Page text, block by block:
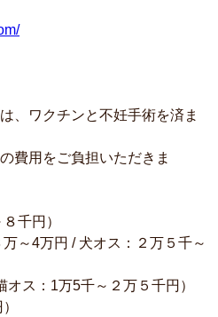
、ワクチンと不妊手術を済ま
費用をご負担いただきま
千円）
～4万円 / 犬オス：２万５千～
ス：1万5千～２万５千円）